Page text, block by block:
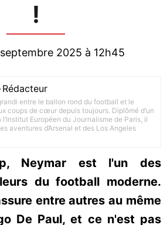
!
2025 à 12h45
Rédacteur
entre le ballon rond du football et le
coups de cœur depuis toujours. Diplômé d’un
Européen du Journalisme de Paris, il
aventures d’Arsenal et des Los Angeles
Neymar est l'un des
du football moderne.
entre autres au même
De Paul, et ce n'est pas